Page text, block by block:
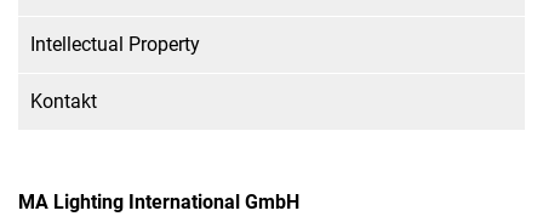
Intellectual Property
Kontakt
MA Lighting International GmbH